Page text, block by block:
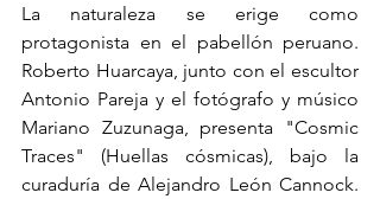
La naturaleza se erige como
protagonista en el pabellón peruano.
Roberto Huarcaya, junto con el escultor
Antonio Pareja y el fotógrafo y músico
Mariano Zuzunaga, presenta "Cosmic
Traces" (Huellas cósmicas), bajo la
curaduría de Alejandro León Cannock.